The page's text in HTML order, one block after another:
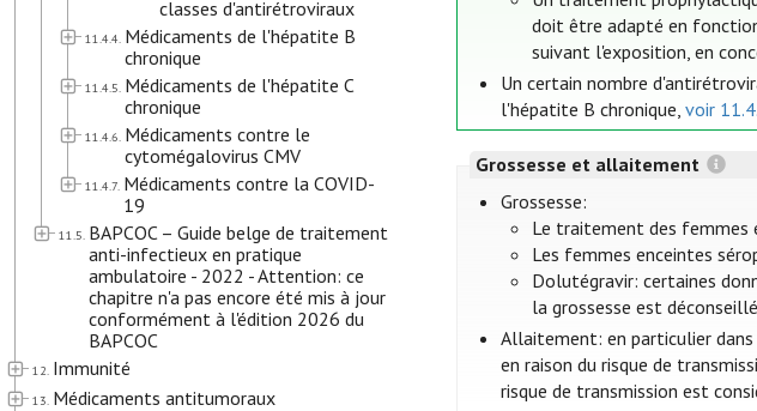
classes d'antirétroviraux
11.4.4. Médicaments de l'hépatite B
chronique
11.4.5. Médicaments de l'hépatite C
chronique
11.4.6. Médicaments contre le
cytomégalovirus CMV
11.4.7. Médicaments contre la COVID-
19
11.5. BAPCOC – Guide belge de traitement
anti-infectieux en pratique
ambulatoire - 2022 - Attention: ce
chapitre n'a pas encore été mis à jour
conformément à l'édition 2026 du
BAPCOC
12. Immunité
13. Médicaments antitumoraux
doit être adapté en
suivant l'exposition, en
Un certain nombre
l'hépatite B chronique,voir
Grossesse et allaitement
Grossesse:
Le traitement des
Les femmes enceintes
Dolutégravir: certaines
la grossesse est
Allaitement: en particulier
en raison du risque de
risque de transmission est